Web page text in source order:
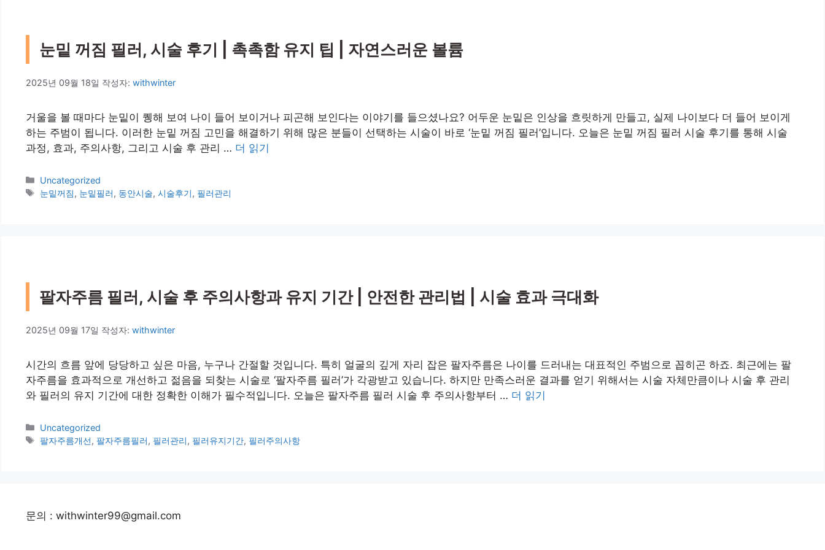
눈밑 꺼짐 필러, 시술 후기 | 촉촉함 유지 팁 | 자연스러운 볼륨
2025년 09월 18일 작성자: withwinter
거울을 볼 때마다 눈밑이 퀭해 보여 나이 들어 보이거나 피곤해 보인다는 이야기를 들으셨나요? 어두운 눈밑은 인상을 흐릿하게 만들고, 실제 나이보다 더 들어 보이게
하는 주범이 됩니다. 이러한 눈밑 꺼짐 고민을 해결하기 위해 많은 분들이 선택하는 시술이 바로 ‘눈밑 꺼짐 필러’입니다. 오늘은 눈밑 꺼짐 필러 시술 후기를 통해 시술
과정, 효과, 주의사항, 그리고 시술 후 관리 … 더 읽기
카
테
Uncategorized
태
눈밑꺼짐, 눈밑필러, 동안시술,시술후기, 필러관리
팔자주름 필러, 시술 후 주의사항과 유지 기간 | 안전한 관리법 | 시술 효과 극대화
2025년 09월 17일 작성자: withwinter
시간의 흐름 앞에 당당하고 싶은 마음, 누구나 간절할 것입니다. 특히 얼굴의 깊게 자리 잡은 팔자주름은 나이를 드러내는 대표적인 주범으로 꼽히곤 하죠. 최근에는 팔
자주름을 효과적으로 개선하고 젊음을 되찾는 시술로 ‘팔자주름 필러’가 각광받고 있습니다. 하지만 만족스러운 결과를 얻기 위해서는 시술 자체만큼이나 시술 후 관리
와 필러의 유지 기간에 대한 정확한 이해가 필수적입니다. 오늘은 팔자주름 필러 시술 후 주의사항부터 … 더 읽기
카
테
Uncategorized
태
팔자주름개선,팔자주름필러, 필러관리, 필러유지기간, 필러주의사항
문의 : withwinter99@gmail.com